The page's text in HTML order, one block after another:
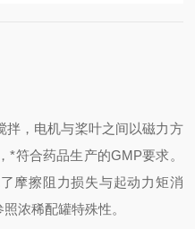
拌，电机与桨叶之间以磁力方
*符合药品生产的GMP要求。
摩擦阻力损失与起动力矩消
浓稀配罐特殊性。